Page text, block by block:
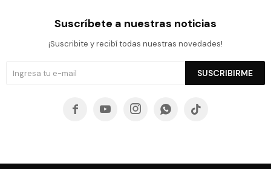
Suscríbete a nuestras noticias
¡Suscribite y recibí todas nuestras novedades!
SUSCRIBIRME
    